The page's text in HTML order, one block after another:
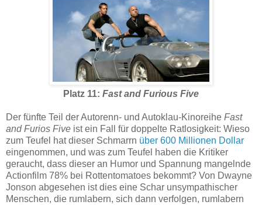
Platz 11: Fast and Furious Five
Der fünfte Teil der Autorenn- und Autoklau-Kinoreihe Fast
and Furios Five ist ein Fall für doppelte Ratlosigkeit: Wieso
zum Teufel hat dieser Schmarrn über 600 Millionen Dollar
eingenommen, und was zum Teufel haben die Kritiker
geraucht, dass dieser an Humor und Spannung mangelnde
Actionfilm 78% bei Rottentomatoes bekommt? Von Dwayne
Jonson abgesehen ist dies eine Schar unsympathischer
Menschen, die rumlabern, sich dann verfolgen, rumlabern